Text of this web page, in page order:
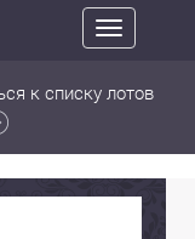
Toggle
navigation
к списку лотов